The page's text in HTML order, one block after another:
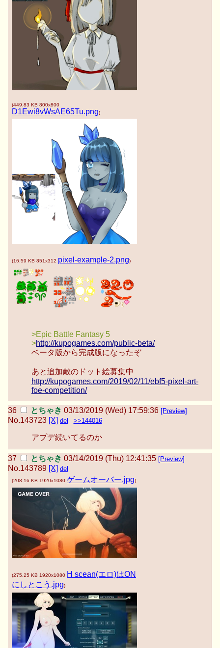
(449.83 KB 800x800
D1Ewi8vWsAE65Tu.png)
(16.59 KB 851x312 pixel-example-2.png)
>Epic Battle Fantasy 5
>http://kupogames.com/public-beta/
ベータ版から完成版になったぞ
あと追加敵のドット絵募集中
http://kupogames.com/2019/02/11/ebf5-pixel-art-
foe-competition/
とちゃき 03/13/2019 (Wed) 17:59:36 [Preview]
No.143723 [X] del >>144016
アプデ続いてるのか
とちゃき 03/14/2019 (Thu) 12:41:35 [Preview]
No.143789 [X] del
(208.16 KB 1920x1080 ゲームオーバー.jpg)
(275.25 KB 1920x1080 H scean(エロ)はON
にしとこう.jpg)